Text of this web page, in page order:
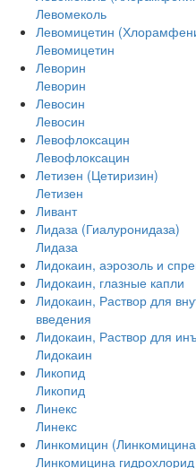
Левомеколь
Левомицетин
Левомицетин
Леворин
Леворин
Левосин
Левосин
Левофлоксацин
Левофлоксацин
Летизен (Цетиризин)
Летизен
Ливант
Лидаза (Гиалуронидаза)
Лидаза
Лидокаин, аэрозоль и
Лидокаин, глазные капли
Лидокаин, Раствор для
введения
Лидокаин, Раствор для
Лидокаин
Ликопид
Ликопид
Линекс
Линекс
Линкомицин
Линкомицина гидрохлорид